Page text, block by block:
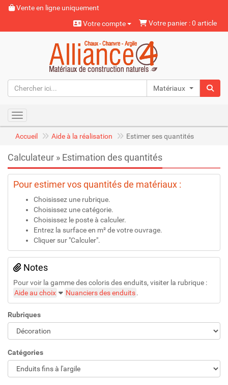
Vente en ligne uniquement
Votre compte
Votre panier : 0 article
Matériaux naturels
Toggle navigation
Accueil Aide à la réalisation Estimer ses quantités
Calculateur » Estimation des quantités
Pour estimer vos quantités de matériaux :
Choisissez une rubrique.
Choisissez une catégorie.
Choisissez le poste à calculer.
Entrez la surface en m² de votre ouvrage.
Cliquer sur "Calculer".
Notes
Pour voir la gamme des coloris des enduits, visiter la rubrique :
Aide au choix
Nuanciers des enduits.
Rubriques
Catégories